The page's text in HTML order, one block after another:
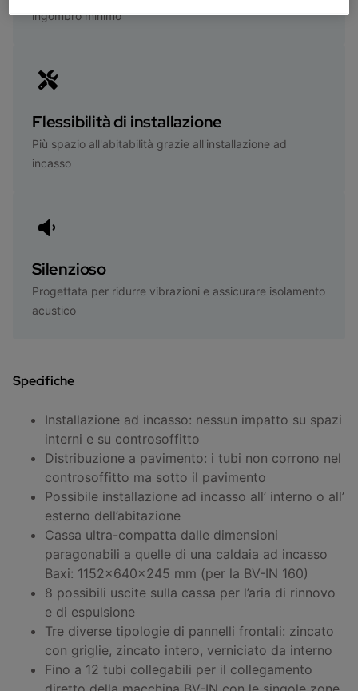
ingombro minimo
Flessibilità di installazione
Più spazio all'abitabilità grazie all'installazione ad
incasso
Silenzioso
Progettata per ridurre vibrazioni e assicurare isolamento
acustico
Specifiche
Installazione ad incasso: nessun impatto su spazi
interni e su controsoffitto
Distribuzione a pavimento: i tubi non corrono nel
controsoffitto ma sotto il pavimento
Possibile installazione ad incasso all’ interno o all’
esterno dell’abitazione
Cassa ultra-compatta dalle dimensioni
paragonabili a quelle di una caldaia ad incasso
Baxi: 1152x640x245 mm (per la BV-IN 160)
8 possibili uscite sulla cassa per l’aria di rinnovo
e di espulsione
Tre diverse tipologie di pannelli frontali: zincato
con griglie, zincato intero, verniciato da interno
Fino a 12 tubi collegabili per il collegamento